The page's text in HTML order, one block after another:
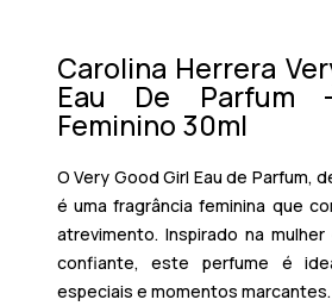
Carolina Herrera
Eau De Parfum
Feminino 30ml
O Very Good Girl Eau de Parfum,
é uma fragrância feminina que
atrevimento. Inspirado na
confiante, este perfume é
especiais e momentos marcantes.